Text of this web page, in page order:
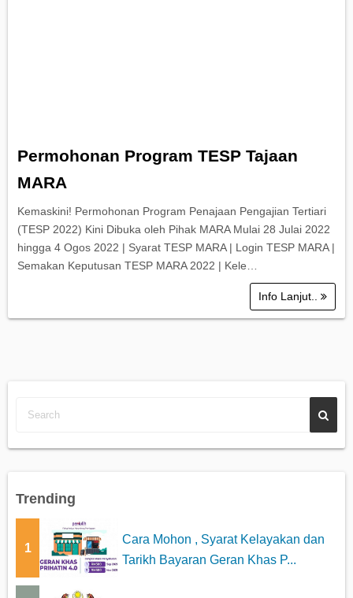
Permohonan Program TESP Tajaan
MARA
Kemaskini! Permohonan Program Penajaan Pengajian Tertiari
(TESP 2022) Kini Dibuka oleh Pihak MARA Mulai 28 Julai 2022
hingga 4 Ogos 2022 | Syarat TESP MARA | Login TESP MARA |
Semakan Keputusan TESP MARA 2022 | Kele…
Info Lanjut..
Trending
1
Cara Mohon , Syarat Kelayakan dan
Tarikh Bayaran Geran Khas P...